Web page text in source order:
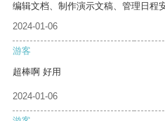
编辑文档、制作演示文稿、管理日程
2024-01-06
游客
超棒啊 好用
2024-01-06